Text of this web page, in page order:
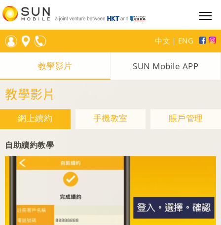
中文 ｜ ENG
教學影片 SUN Mobile APP
教學影片
網上續約 手機教室 賬戶管理
自助續約教學